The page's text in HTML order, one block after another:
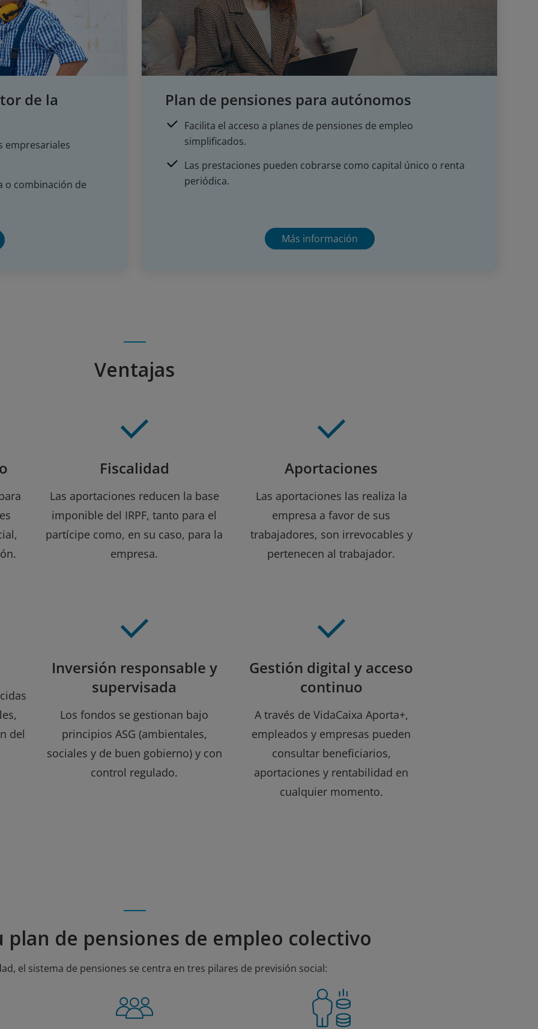
de la
empresariales
o combinación de
Plan de pensiones para autónomos
Facilita el acceso a planes de pensiones de empleo
simplificados.
Las prestaciones pueden cobrarse como capital único o renta
periódica.
Más información
Ventajas
Fiscalidad
Las aportaciones reducen la base
imponible del IRPF, tanto para el
partícipe como, en su caso, para la
empresa.
Aportaciones
Las aportaciones las realiza la
empresa a favor de sus
trabajadores, son irrevocables y
pertenecen al trabajador.
del
Inversión responsable y
supervisada
Los fondos se gestionan bajo
principios ASG (ambientales,
sociales y de buen gobierno) y con
control regulado.
Gestión digital y acceso
continuo
A través de VidaCaixa Aporta+,
empleados y empresas pueden
consultar beneficiarios,
aportaciones y rentabilidad en
cualquier momento.
plan de pensiones de empleo colectivo
el sistema de pensiones se centra en tres pilares de previsión social: